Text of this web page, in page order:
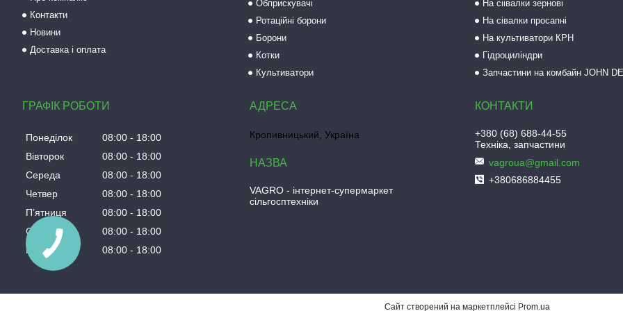
Контакти
Новини
Доставка і оплата
Обприскувачі
Ротаційні борони
Борони
Котки
Культиватори
На сіівалки зернові
На сівалки просапні
На культиватори КРН
Гідроциліндри
Запчастини на комбайн JOHN
ГРАФІК РОБОТИ
Понеділок 08:00
18:00
Вівторок
08:00
18:00
Середа
08:00
18:00
Четвер
08:00
18:00
Пʼятниця
08:00
18:00
Субота
08:00
18:00
Неділя
08:00 18:00
Кропивницький, Україна
VAGRO - інтернет-супермаркет
сільгосптехніки
+380 (68) 688-44-55
Техніка, запчастини
vagroua@gmail.com
+380686884455
Сайт створений на маркетплейсі Prom.ua